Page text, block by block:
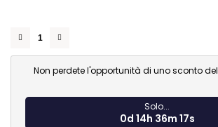
Non perdete l'opportunità di uno sconto del
Solo...
0d 14h 36m 17s